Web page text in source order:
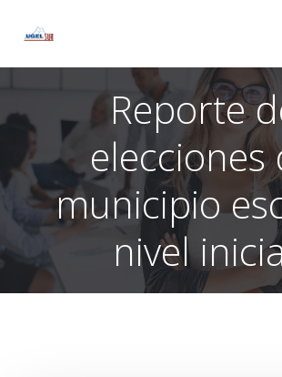
Reporte
elecciones
municipio
nivel